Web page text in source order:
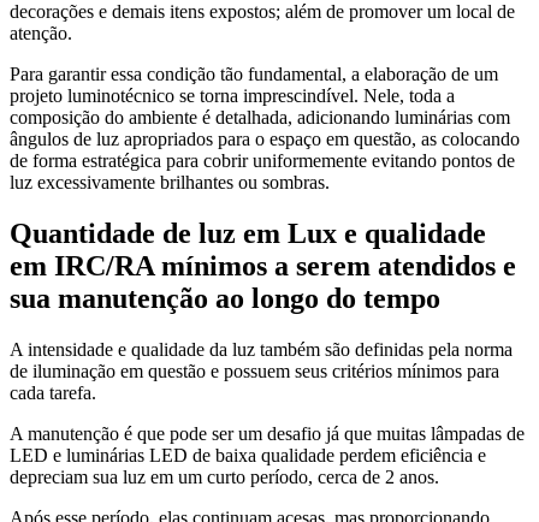
decorações e demais itens expostos; além de promover um local de
atenção.
Para garantir essa condição tão fundamental, a elaboração de um
projeto luminotécnico se torna imprescindível. Nele, toda a
composição do ambiente é detalhada, adicionando luminárias com
ângulos de luz apropriados para o espaço em questão, as colocando
de forma estratégica para cobrir uniformemente evitando pontos de
luz excessivamente brilhantes ou sombras.
Quantidade de luz em Lux e qualidade
em IRC/RA mínimos a serem atendidos e
sua manutenção ao longo do tempo
A intensidade e qualidade da luz também são definidas pela norma
de iluminação em questão e possuem seus critérios mínimos para
cada tarefa.
A manutenção é que pode ser um desafio já que muitas lâmpadas de
LED e luminárias LED de baixa qualidade perdem eficiência e
depreciam sua luz em um curto período, cerca de 2 anos.